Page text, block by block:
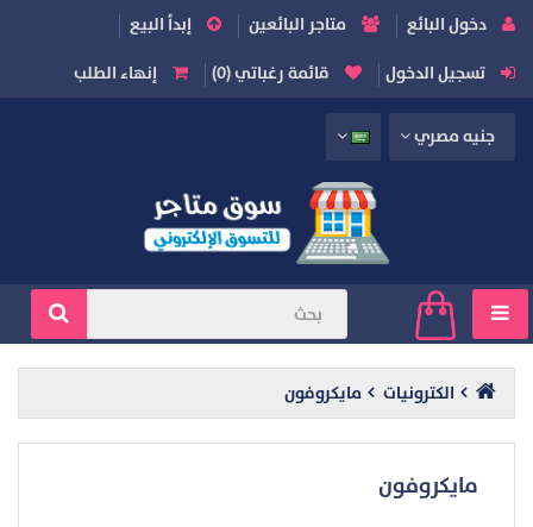
دخول البائع متاجر البائعين
إبدأ البيع
تسجيل الدخول
قائمة رغباتي (0) إنهاء الطلب
جنيه مصري
الكترونيات مايكروفون
مايكروفون